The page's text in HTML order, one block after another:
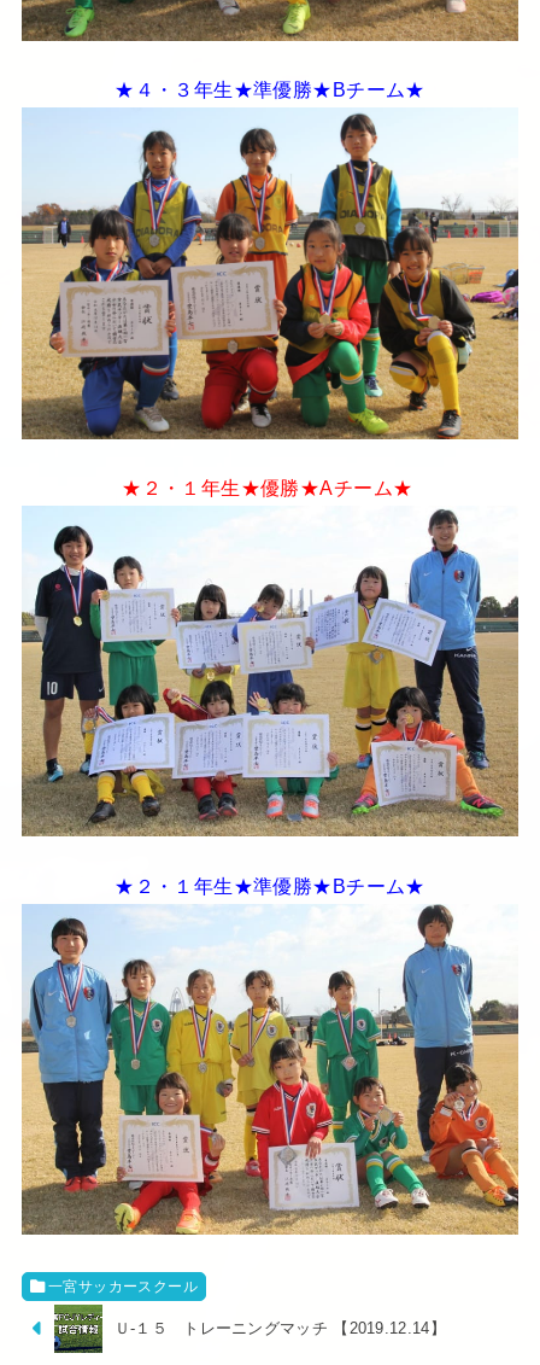
★４・３年生★準優勝★Bチーム★
★２・１年生★優勝★Aチーム★
★２・１年生★準優勝★Bチーム★
一宮サッカースクール
Ｕ-１５ トレーニングマッチ 【2019.12.14】